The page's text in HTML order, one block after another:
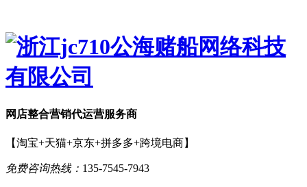
网店整合营销代运营服务商
【淘宝+天猫+京东+拼多多+跨境电商】
免费咨询热线： 135-7545-7943